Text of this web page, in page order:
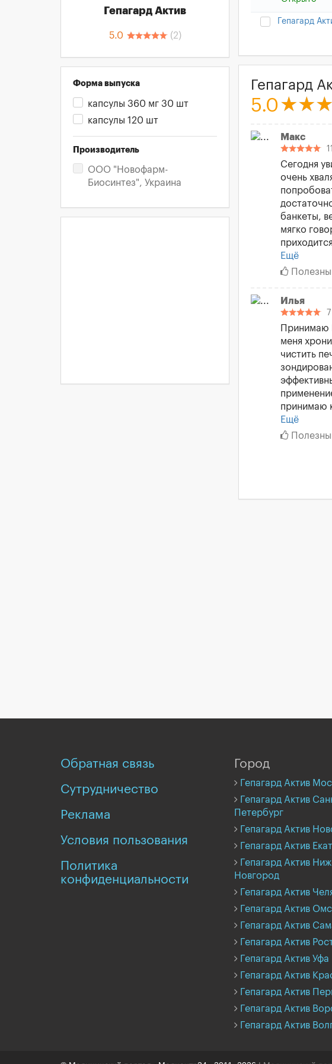
Гепагард Актив
5.0 (2)
Форма выпуска
капсулы 360 мг 30 шт
капсулы 120 шт
Производитель
ООО "Новофарм-
Биосинтез", Украина
Гепагард
Гепагард
5.0
Макс
Сегодня
очень
банкеты,
мягко
Ещё
Илья
Принимаю
меня
чистить
принимаю
Ещё
Обратная связь
Сутрудничество
Реклама
Условия пользования
Политика
конфиденциальности
Город
Гепагард Актив
Гепагард Актив
Петербург
Гепагард Актив
Гепагард Актив
Гепагард Актив
Новгород
Гепагард Актив
Гепагард Актив
Гепагард Актив
Гепагард Актив
Гепагард Актив Уфа
Гепагард Актив
Гепагард Актив
Гепагард Актив
Гепагард Актив